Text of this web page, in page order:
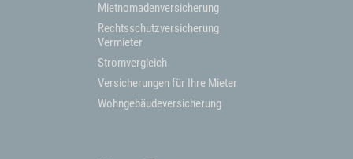
Mietnomadenversicherung
Rechtsschutzversicherung
Vermieter
Stromvergleich
Versicherungen für Ihre Mieter
Wohngebäudeversicherung